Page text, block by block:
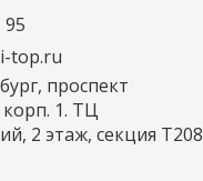
95
top.ru
проспект
корп. 1. ТЦ
2 этаж, секция Т208